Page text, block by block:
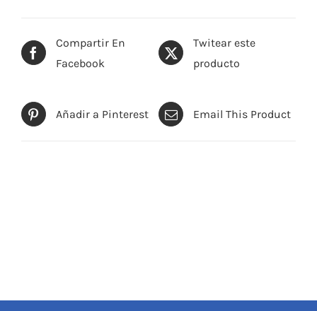
Compartir En
Facebook
Twitear este
producto
Añadir a Pinterest Email This Product